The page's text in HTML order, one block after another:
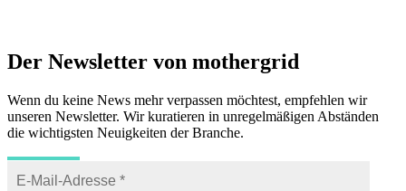
Der Newsletter von mothergrid
Wenn du keine News mehr verpassen möchtest, empfehlen wir
unseren Newsletter. Wir kuratieren in unregelmäßigen Abständen
die wichtigsten Neuigkeiten der Branche.